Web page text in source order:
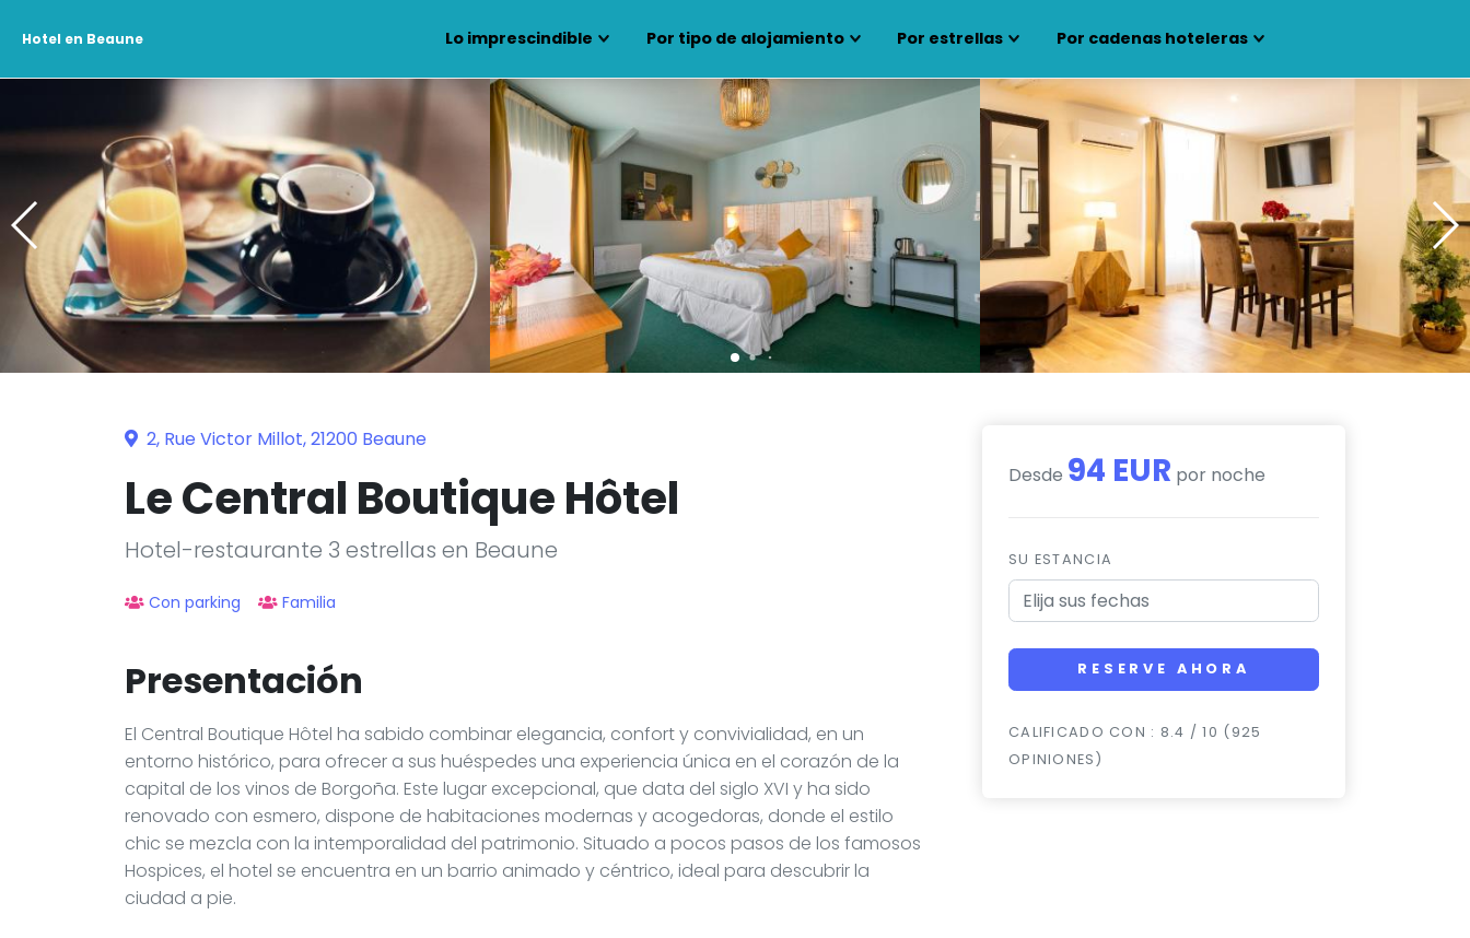
Hotel en Beaune Lo imprescindible Por tipo de alojamiento Por estrellas Por cadenas hoteleras
2, Rue Victor Millot, 21200 Beaune
Le Central Boutique Hôtel
Hotel-restaurante 3 estrellas en Beaune
Con parking Familia
Presentación
El Central Boutique Hôtel ha sabido combinar elegancia, confort y convivialidad, en un
entorno histórico, para ofrecer a sus huéspedes una experiencia única en el corazón de la
capital de los vinos de Borgoña. Este lugar excepcional, que data del siglo XVI y ha sido
renovado con esmero, dispone de habitaciones modernas y acogedoras, donde el estilo
chic se mezcla con la intemporalidad del patrimonio. Situado a pocos pasos de los famosos
Hospices, el hotel se encuentra en un barrio animado y céntrico, ideal para descubrir la
ciudad a pie.
Desde 94 EUR por noche
SU ESTANCIA
RESERVE AHORA
CALIFICADO CON : 8.4 / 10 (925
OPINIONES)